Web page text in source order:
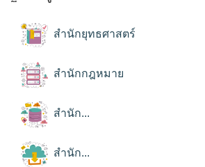
สำนักยุทธศาสตร์
สำนักกฎหมาย
สำนัก...
สำนัก...